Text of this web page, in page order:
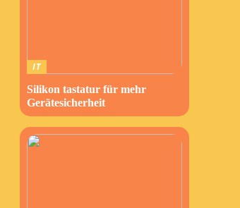
IT
Silikon tastatur für mehr
Gerätesicherheit